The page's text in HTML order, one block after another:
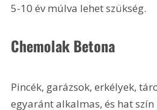
5-10 év múlva lehet szükség.
Chemolak Betona
Pincék, garázsok, erkélyek,
egyaránt alkalmas, és hat